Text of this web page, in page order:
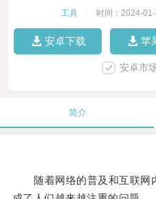
工具 时间：2024-
安卓下载 苹
安卓市
简介
随着网络的普及和互联网